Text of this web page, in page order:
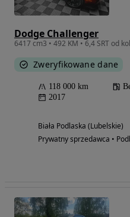
Dodge Challenger
Zweryfikowane dane
118 000 km
2017
Biała Podlaska (Lubelskie)
Prywatny sprzedawca •